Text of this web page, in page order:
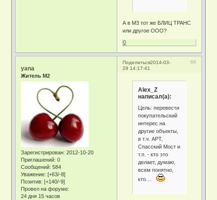
А в М3 тот же БЛИЦ ТРАНС
или другое ООО?
0
Поделиться 68
2014-03-
29 14:17:41
yana
Житель М2
Зарегистрирован: 2012-10-20
Приглашений: 0
Сообщений: 584
Уважение: [+63/-8]
Позитив: [+140/-9]
Провел на форуме:
24 дня 15 часов
Alex_Z
написал(а):
Цель: перевести
покупательский
интерес на
другие объекты,
в т.ч. АРТ,
Спасский Мост и
т.п. - кто это
делает, думаю,
всем понятно,
кто....